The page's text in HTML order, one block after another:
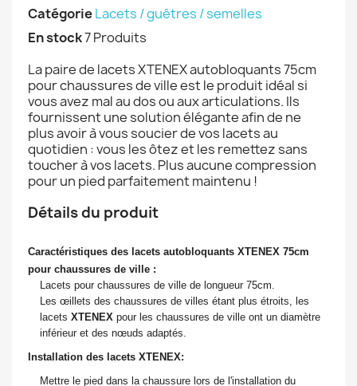
CatégorieLacets / guêtres / semelles
En stock7 Produits
La paire de lacets XTENEX autobloquants 75cm
pour chaussures de ville est le produit idéal si
vous avez mal au dos ou aux articulations. Ils
fournissent une solution élégante afin de ne
plus avoir à vous soucier de vos lacets au
quotidien : vous les ôtez et les remettez sans
toucher à vos lacets. Plus aucune compression
pour un pied parfaitement maintenu !
Détails du produit
Caractéristiques des lacets autobloquants XTENEX 75cm
pour chaussures de ville :
Lacets pour chaussures de ville de longueur 75cm.
Les œillets des chaussures de villes étant plus étroits, les
lacets XTENEX pour les chaussures de ville ont un diamètre
inférieur et des nœuds adaptés.
Installation des lacets XTENEX:
Mettre le pied dans la chaussure lors de l'installation du